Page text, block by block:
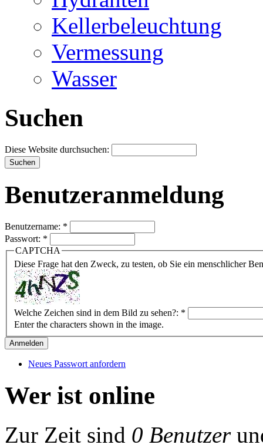
Kellerbeleuchtung
Vermessung
Wasser
Suchen
Diese Website durchsuchen:
Benutzeranmeldung
Benutzername: *
Passwort: *
CAPTCHA
Diese Frage hat den Zweck, zu testen, ob Sie ein menschlicher
Welche Zeichen sind in dem Bild zu sehen?: *
Enter the characters shown in the image.
Neues Passwort anfordern
Wer ist online
Zur Zeit sind 0 Benutzer